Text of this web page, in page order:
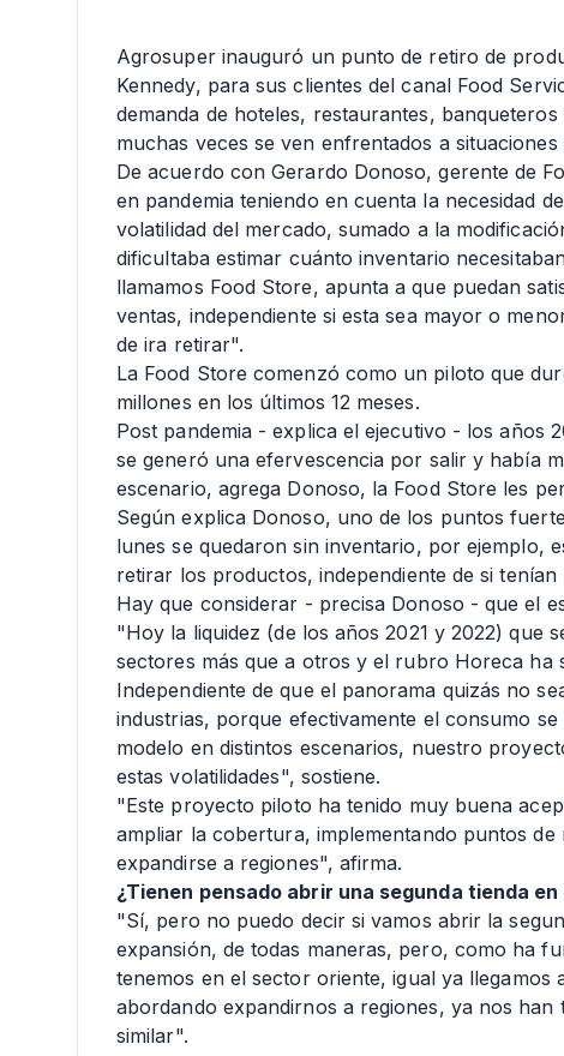
Agrosuper inauguró un punto de retiro de
Kennedy, para sus clientes del canal Food
demanda de hoteles, restaurantes,
muchas veces se ven enfrentados a situaciones
De acuerdo con Gerardo Donoso, gerente de
en pandemia teniendo en cuenta la necesidad
volatilidad del mercado, sumado a la
dificultaba estimar cuánto inventario
llamamos Food Store, apunta a que puedan
ventas, independiente si esta sea mayor o
de ira retirar".
La Food Store comenzó como un piloto que
millones en los últimos 12 meses.
Post pandemia - explica el ejecutivo - los años
se generó una efervescencia por salir y había
escenario, agrega Donoso, la Food Store les
Según explica Donoso, uno de los puntos
lunes se quedaron sin inventario, por ejemplo,
retirar los productos, independiente de si
Hay que considerar - precisa Donoso - que el
"Hoy la liquidez (de los años 2021 y 2022) que
sectores más que a otros y el rubro Horeca ha
Independiente de que el panorama quizás no
industrias, porque efectivamente el consumo
modelo en distintos escenarios, nuestro
estas volatilidades", sostiene.
"Este proyecto piloto ha tenido muy buena
ampliar la cobertura, implementando puntos
expandirse a regiones", afirma.
¿Tienen pensado abrir una segunda tienda
"Sí, pero no puedo decir si vamos abrir la
expansión, de todas maneras, pero, como ha
tenemos en el sector oriente, igual ya llegamos
abordando expandirnos a regiones, ya nos
similar".